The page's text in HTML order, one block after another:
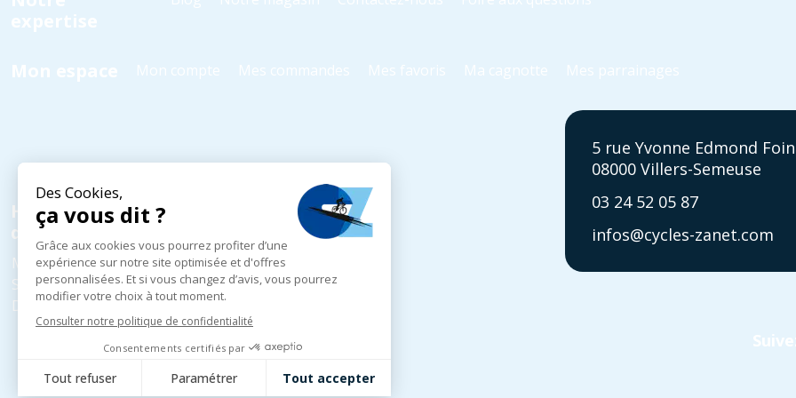
expertise
Mon espace Mon compte Mes commandes Mes favoris Ma cagnotte Mes parrainages
Horaires
d'ouverture
Mardi au Vendredi 10h - 18h30
Samedi
10h - 18h00
Dimanche et LundiFermé
5 rue Yvonne Edmond
08000 Villers-Semeuse
03 24 52 05 87
infos@cycles-zanet.com